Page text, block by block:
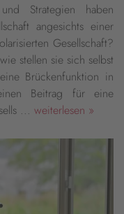
Strategien haben
angesichts einer
Gesellschaft?
stellen sie sich selbst
Brückenfunktion in
Beitrag für eine
... weiterlesen »